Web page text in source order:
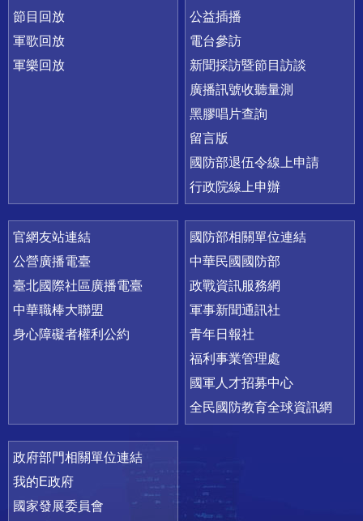
節目回放
軍歌回放
軍樂回放
公益插播
電台參訪
新聞採訪暨節目訪談
廣播訊號收聽量測
黑膠唱片查詢
留言版
國防部退伍令線上申請
行政院線上申辦
官網友站連結
公營廣播電臺
臺北國際社區廣播電臺
中華職棒大聯盟
身心障礙者權利公約
國防部相關單位連結
中華民國國防部
政戰資訊服務網
軍事新聞通訊社
青年日報社
福利事業管理處
國軍人才招募中心
全民國防教育全球資訊網
政府部門相關單位連結
我的E政府
國家發展委員會